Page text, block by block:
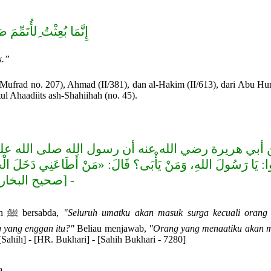
إِنَّمَا بُعِثْتُ ِلأُتَمِّمَ
no. 207), Ahmad (II/381), dan al-Hakim (II/613), dari Abu
Ahaadiits ash-Shahiihah (no. 45).
هريرة رضي الله عنه أن رسول الله صلى الله
يَا رَسُولَ اللهِ، وَمَنْ يَأْبَى؟ قَالَ: «مَنْ أَطَاعَنِي دَخَلَ
- [صحيح البخاري:
Abu Hurairah -raḍiyallāhu 'anhu- meriwayatkan bahwa Rasulullah ﷺ bersabda,
"Seluruh umatku akan masuk surga kecuali orang
yang enggan itu?" Beliau menjawab, "Orang yang menaatiku akan
- [HR. Bukhari] - [Sahih Bukhari - 7280]